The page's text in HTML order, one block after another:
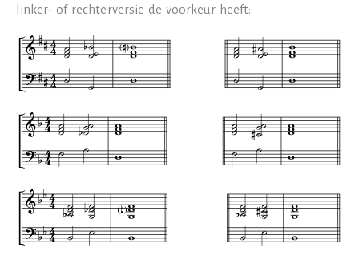
linker- of rechterversie de voorkeur heeft: